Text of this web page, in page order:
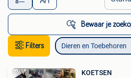
Bewaar je
Filters Dieren en Toebehoren
KOETSEN